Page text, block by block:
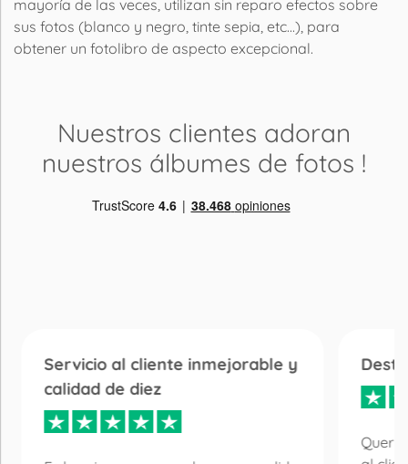
mayoría de las veces, utilizan sin reparo efectos sobre
sus fotos (blanco y negro, tinte sepia, etc...), para
obtener un fotolibro de aspecto excepcional.
Nuestros clientes adoran
nuestros álbumes de fotos !
Servicio al cliente inmejorable y
calidad de diez